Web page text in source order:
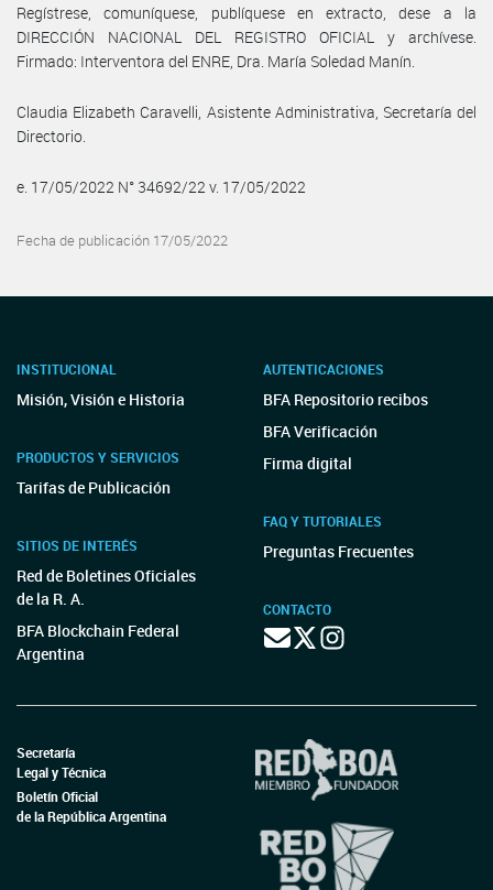
Regístrese, comuníquese, publíquese en extracto, dese a la
DIRECCIÓN NACIONAL DEL REGISTRO OFICIAL y archívese.
Firmado: Interventora del ENRE, Dra. María Soledad Manín.
Claudia Elizabeth Caravelli, Asistente Administrativa, Secretaría del
Directorio.
e. 17/05/2022 N° 34692/22 v. 17/05/2022
Fecha de publicación 17/05/2022
INSTITUCIONAL
Misión, Visión e Historia
PRODUCTOS Y SERVICIOS
Tarifas de Publicación
SITIOS DE INTERÉS
Red de Boletines Oficiales
de la R. A.
BFA Blockchain Federal
Argentina
AUTENTICACIONES
BFA Repositorio recibos
BFA Verificación
Firma digital
FAQ Y TUTORIALES
Preguntas Frecuentes
CONTACTO
Secretaría
Legal y Técnica
Boletín Oficial
de la República Argentina